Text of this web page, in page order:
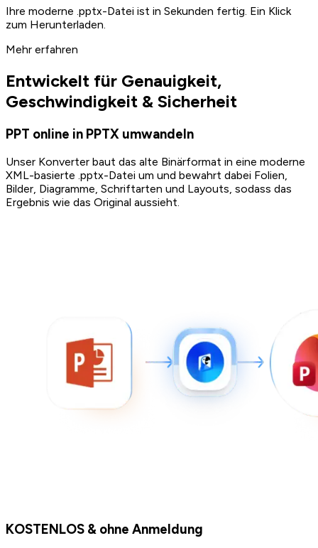
Ihre moderne .pptx-Datei ist in Sekunden fertig. Ein Klick
zum Herunterladen.
Mehr erfahren
Entwickelt für Genauigkeit,
Geschwindigkeit & Sicherheit
PPT online in PPTX umwandeln
Unser Konverter baut das alte Binärformat in eine moderne
XML-basierte .pptx-Datei um und bewahrt dabei Folien,
Bilder, Diagramme, Schriftarten und Layouts, sodass das
Ergebnis wie das Original aussieht.
KOSTENLOS & ohne Anmeldung